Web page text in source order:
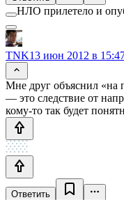
НЛО прилетело и
TNK13 июн 2012 в
Мне друг объяснил «на
— это следствие от
кому-то так будет
Ответить